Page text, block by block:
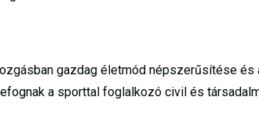
gazdag életmód népszerűsítése
a sporttal foglalkozó civil és